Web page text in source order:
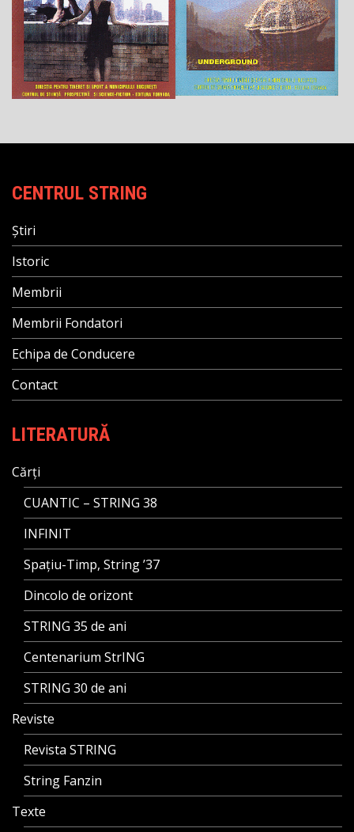
CENTRUL STRING
Știri
Istoric
Membrii
Membrii Fondatori
Echipa de Conducere
Contact
LITERATURĂ
Cărți
CUANTIC – STRING 38
INFINIT
Spațiu-Timp, String ’37
Dincolo de orizont
STRING 35 de ani
Centenarium StrING
STRING 30 de ani
Reviste
Revista STRING
String Fanzin
Texte